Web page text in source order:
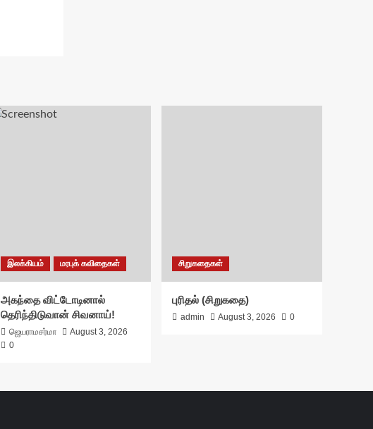
இலக்கியம் மரபுக் கவிதைகள்
அகந்தை விட்டோடினால்
தெரிந்திடுவான் சிவனாய்!
ஜெயராமசர்மா
August 3, 2026
0
சிறுகதைகள்
புரிதல் (சிறுகதை)
admin August 3, 2026 0